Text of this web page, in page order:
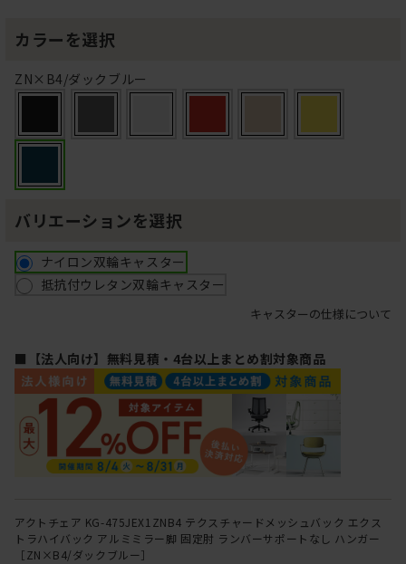
カラーを選択
ZN×B4/ダックブルー
バリエーションを選択
ナイロン双輪キャスター
抵抗付ウレタン双輪キャスター
キャスターの仕様について
■【法人向け】無料見積・4台以上まとめ割対象商品
アクトチェア KG-475JEX1ZNB4 テクスチャードメッシュバック エクス
トラハイバック アルミミラー脚 固定肘 ランバーサポートなし ハンガー
［ZN×B4/ダックブルー］